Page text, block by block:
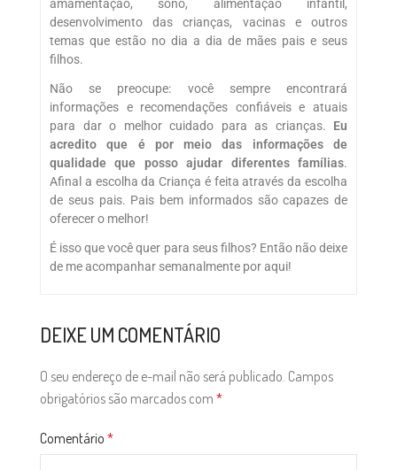
amamentação, sono, alimentação infantil,
desenvolvimento das crianças, vacinas e outros
temas que estão no dia a dia de mães pais e seus
filhos.
Não se preocupe: você sempre encontrará
informações e recomendações confiáveis e atuais
para dar o melhor cuidado para as crianças. Eu
acredito que é por meio das informações de
qualidade que posso ajudar diferentes famílias.
Afinal a escolha da Criança é feita através da escolha
de seus pais. Pais bem informados são capazes de
oferecer o melhor!
É isso que você quer para seus filhos? Então não deixe
de me acompanhar semanalmente por aqui!
DEIXE UM COMENTÁRIO
O seu endereço de e-mail não será publicado. Campos
obrigatórios são marcados com *
Comentário *